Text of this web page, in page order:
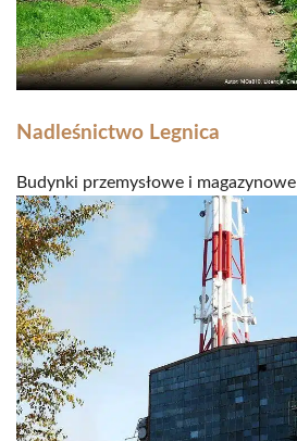
Nadleśnictwo Legnica
Budynki przemysłowe i magazynowe